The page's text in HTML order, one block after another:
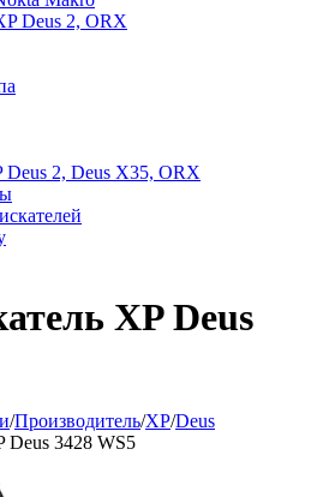
Deus 2, ORX
Deus 2, Deus X35, ORX
XP Deus
/Производитель/XP/Deus
Deus 3428 WS5